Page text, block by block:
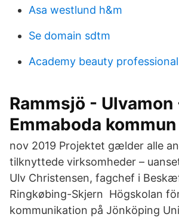
Asa westlund h&m
Se domain sdtm
Academy beauty
Rammsjö - Ulvamon
Emmaboda kommun
nov 2019 Projektet gælder alle
tilknyttede virksomheder –
Ulv Christensen, fagchef i
Ringkøbing-Skjern Högskolan
kommunikation på Jönköping